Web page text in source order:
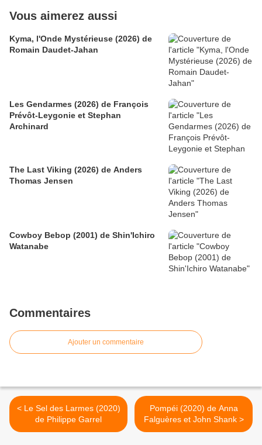
Vous aimerez aussi
Kyma, l'Onde Mystérieuse (2026) de
Romain Daudet-Jahan
Les Gendarmes (2026) de François
Prévôt-Leygonie et Stephan
Archinard
The Last Viking (2026) de Anders
Thomas Jensen
Cowboy Bebop (2001) de Shin'Ichiro
Watanabe
Commentaires
Ajouter un commentaire
< Le Sel des Larmes (2020)
de Philippe Garrel
Pompéi (2020) de Anna
Falguères et John Shank >